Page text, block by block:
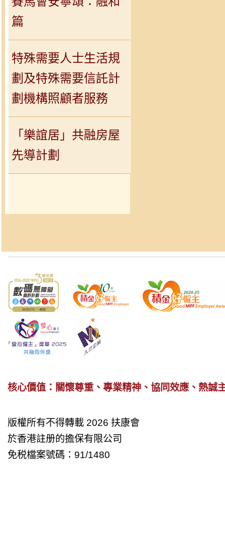
篇
特殊需要人士生活規
劃及特殊需要信託計
劃機構照顧者服務
「樂誼居」共融房屋
先導計劃
核心價值：關懷尊重、專業精神、協同效應、熱誠
版權所有不得轉載 2026 扶康會
於香港註册的擔保有限公司
免税檔案號碼：91/1480